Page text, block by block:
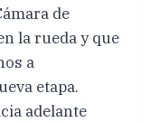
de
la rueda y que
a
etapa.
adelante